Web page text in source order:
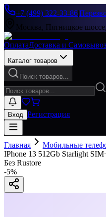
+7 (499) 322-33-86|
Москва, Пятницкое
ОплатаДоставка и Самовывоз
Каталог товаров
Поиск товаров...
Вход Регистрация
Главная Мобильные
IPhone 13 512Gb Starlight
Без Rustore
-5%